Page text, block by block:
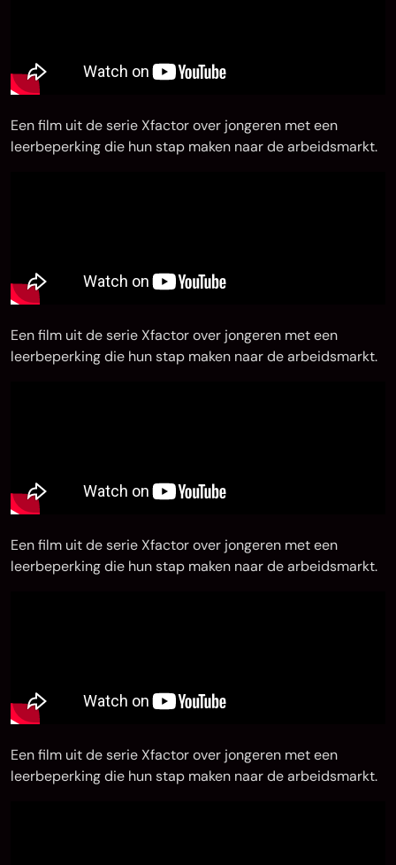
Een film uit de serie Xfactor over jongeren met een
leerbeperking die hun stap maken naar de arbeidsmarkt.
Een film uit de serie Xfactor over jongeren met een
leerbeperking die hun stap maken naar de arbeidsmarkt.
Een film uit de serie Xfactor over jongeren met een
leerbeperking die hun stap maken naar de arbeidsmarkt.
Een film uit de serie Xfactor over jongeren met een
leerbeperking die hun stap maken naar de arbeidsmarkt.